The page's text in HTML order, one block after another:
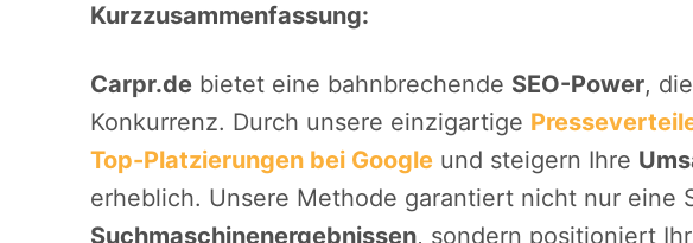
Kurzzusammenfassung:
Carpr.de bietet eine bahnbrechende SEO-Power,
Konkurrenz. Durch unsere einzigartige
Top-Platzierungen bei Google und steigern Ihre
erheblich. Unsere Methode garantiert nicht nur eine
Suchmaschinenergebnissen, sondern positioniert